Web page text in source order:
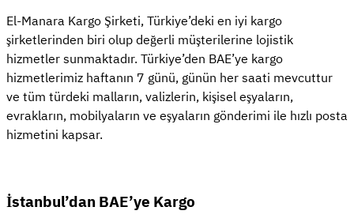
El-Manara Kargo Şirketi, Türkiye’deki en iyi kargo
şirketlerinden biri olup değerli müşterilerine lojistik
hizmetler sunmaktadır. Türkiye’den BAE’ye kargo
hizmetlerimiz haftanın 7 günü, günün her saati mevcuttur
ve tüm türdeki malların, valizlerin, kişisel eşyaların,
evrakların, mobilyaların ve eşyaların gönderimi ile hızlı posta
hizmetini kapsar.
İstanbul’dan BAE’ye Kargo